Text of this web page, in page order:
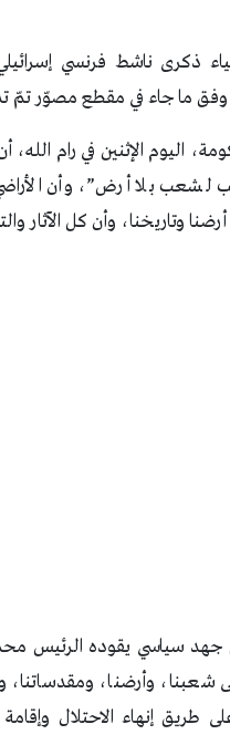
ذكرى ناشط فرنسي
ما جاء في مقطع مصوّر تمّ
اليوم الإثنين في رام
لشعب بلا أرض”، وأن
وتاريخنا، وأن كل الآثار
جهد سياسي يقوده الرئيس
شعبنا، وأرضنا، ومقدساتنا،
طريق إنهاء الاحتلال